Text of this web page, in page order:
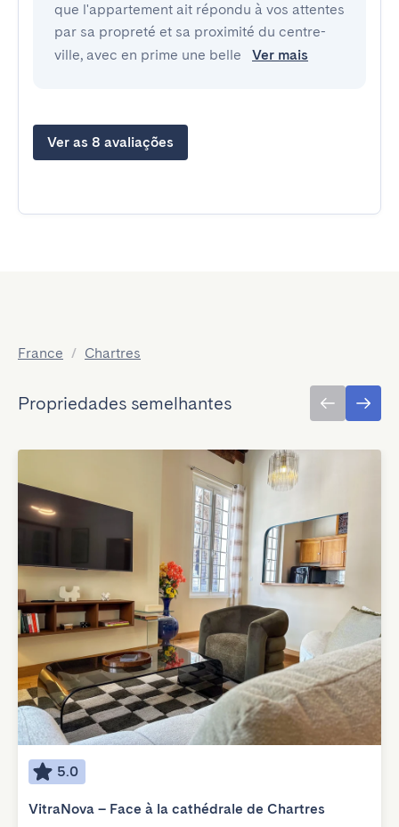
que l'appartement ait répondu à vos attentes
par sa propreté et sa proximité du centre-
ville, avec en prime une belle
Ver mais
Ver as 8 avaliações
France / Chartres
Propriedades semelhantes
5.0
VitraNova – Face à la cathédrale de Chartres